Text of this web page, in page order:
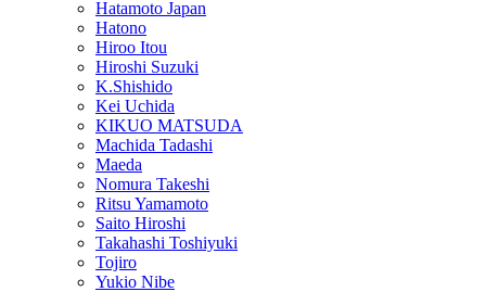
Hatamoto Japan
Hatono
Hiroo Itou
Hiroshi Suzuki
K.Shishido
Kei Uchida
KIKUO MATSUDA
Machida Tadashi
Maeda
Nomura Takeshi
Ritsu Yamamoto
Saito Hiroshi
Takahashi Toshiyuki
Tojiro
Yukio Nibe